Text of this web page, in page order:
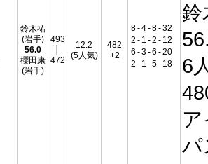
鈴木祐
(岩手)
56.0
櫻田康
(岩手)
493
472
12.2
(5人気)
482
+2
8-4-8-32
2 - 1 -2 - 12
6 -3-6 -20
2 - 1 -5- 18
6
パ